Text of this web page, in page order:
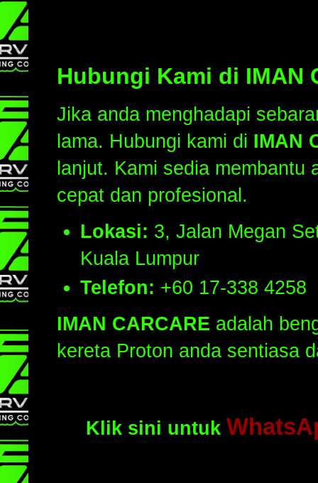
Hubungi Kami di IMAN
Jika anda menghadapi
lama. Hubungi kami di IMAN
lanjut. Kami sedia membantu
cepat dan profesional.
Lokasi: 3, Jalan Megan
Kuala Lumpur
Telefon: +60 17-338 4258
IMAN CARCARE adalah
kereta Proton anda sentiasa
Klik sini untuk